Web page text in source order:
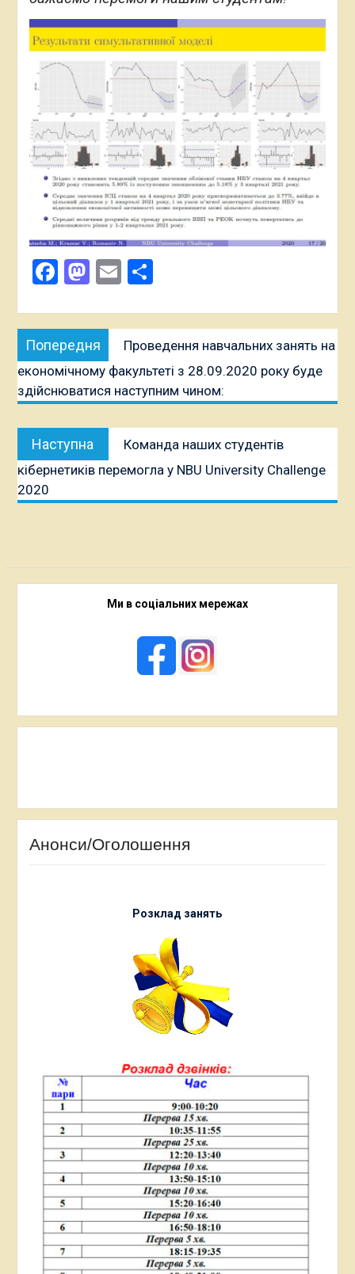
Facebook
Mastodon
EmailПоділитися
Навігація
записів
Попередня
публікація:
Проведення навчальних занять на
економічному факультеті з 28.09.2020 року буде
здійснюватися наступним чином:
Наступна
публікація:
Команда наших студентів
кібернетиків перемогла у NBU University Challenge
2020
Ми в соціальних мережах
Анонси/Оголошення
Розклад занять